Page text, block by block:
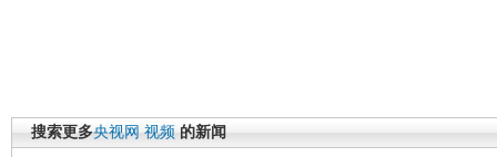
搜索更多央视网 视频 的新闻